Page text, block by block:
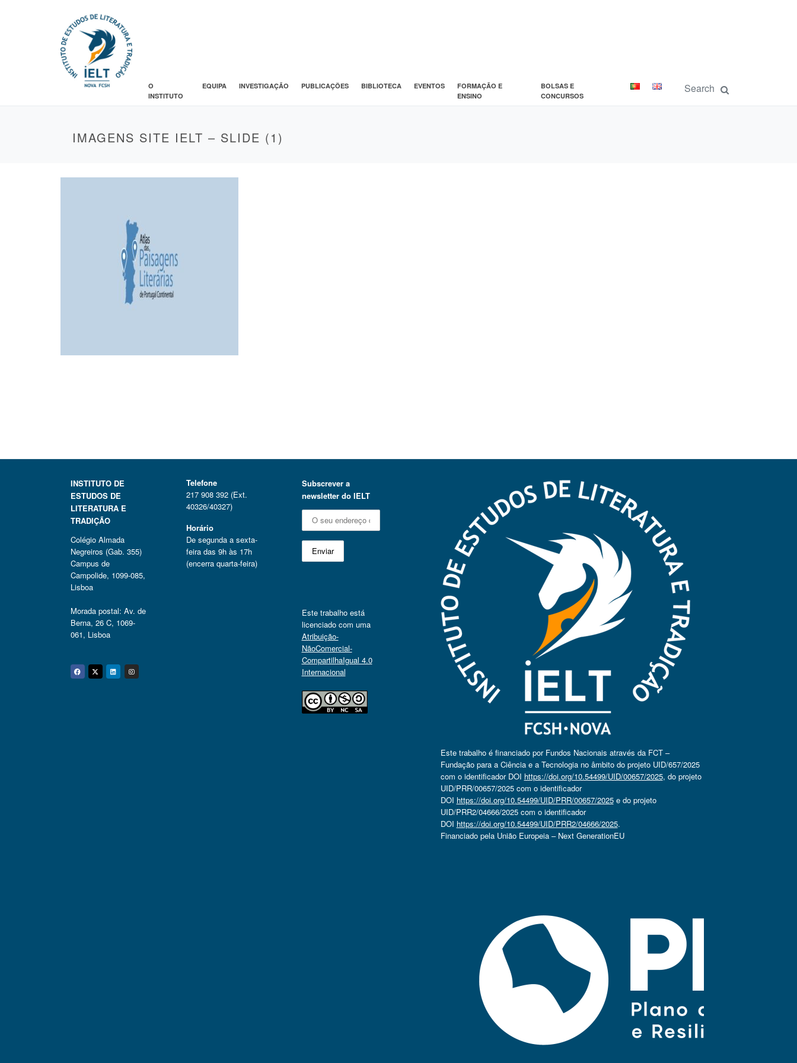
O
INSTITUTO
EQUIPA INVESTIGAÇÃO PUBLICAÇÕES BIBLIOTECA EVENTOS
FORMAÇÃO E
ENSINO
BOLSAS E
CONCURSOS
IMAGENS SITE IELT – SLIDE (1)
INSTITUTO DE
ESTUDOS DE
LITERATURA E
TRADIÇÃO
Colégio Almada
Negreiros (Gab. 355)
Campus de
Campolide, 1099-085,
Lisboa
Morada postal: Av. de
Berna, 26 C, 1069-
061, Lisboa
Facebook
Twitter
Linkedin
Instagram
Telefone
217 908 392 (Ext.
40326/40327)
Horário
De segunda a sexta-
feira das 9h às 17h
(encerra quarta-feira)
Subscrever a
newsletter do IELT
Este trabalho está
licenciado com uma
Atribuição-
NãoComercial-
CompartilhaIgual 4.0
Internacional
Este trabalho é financiado por Fundos Nacionais através da FCT –
Fundação para a Ciência e a Tecnologia no âmbito do projeto UID/657/2025
com o identificador DOI https://doi.org/10.54499/UID/00657/2025, do projeto
UID/PRR/00657/2025 com o identificador
DOI https://doi.org/10.54499/UID/PRR/00657/2025e do projeto
UID/PRR2/04666/2025 com o identificador
DOI https://doi.org/10.54499/UID/PRR2/04666/2025.
Financiado pela União Europeia – Next GenerationEU